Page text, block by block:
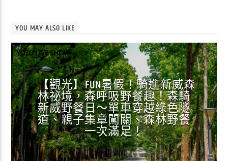
YOU MAY ALSO LIKE
YOYO LIVE SHOW
【觀光】FUN暑假！騎進新威森
林祕境，森呼吸野餐趣！森騎
新威野餐日～單車穿越綠色隧
道、親子集章闖關、森林野餐
一次滿足！